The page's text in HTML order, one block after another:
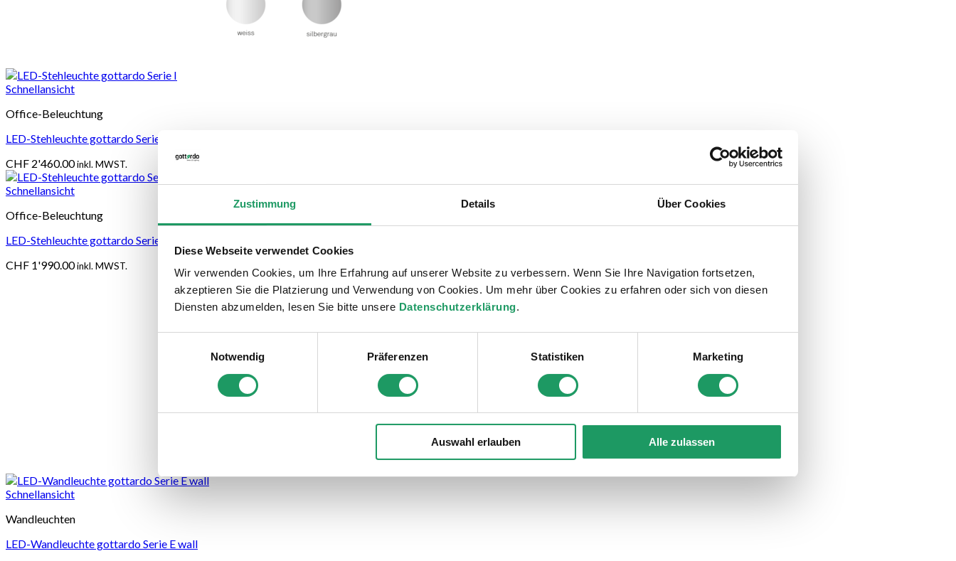
Zustimmung Details Über Cookies
Diese Webseite verwendet Cookies
Wir verwenden Cookies, um Ihre Erfahrung auf unserer Website zu verbessern. Wenn Sie Ihre Navigation fortsetzen,
akzeptieren Sie die Platzierung und Verwendung von Cookies. Um mehr über Cookies zu erfahren oder sich von diesen
Diensten abzumelden, lesen Sie bitte unsere Datenschutzerklärung.
Notwendig
Präferenzen Statistiken Marketing
Auswahl erlauben Alle zulassen
Schnellansicht
Office-Beleuchtung
LED-Stehleuchte gottardo Serie I
CHF 2'460.00inkl. MWST.
Schnellansicht
Office-Beleuchtung
LED-Stehleuchte gottardo Serie L
CHF 1'990.00inkl. MWST.
Schnellansicht
Wandleuchten
LED-Wandleuchte gottardo Serie E wall